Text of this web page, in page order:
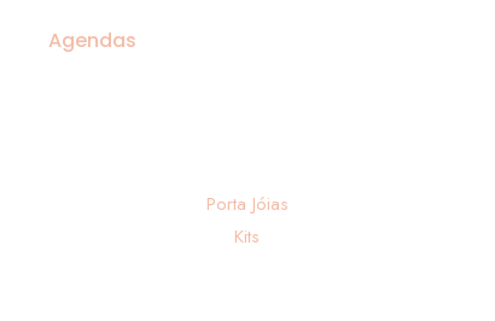
Agendas
Porta Jóias
Kits